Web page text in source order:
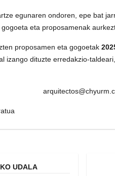
egunaren ondoren, epe bat
eta proposamenak
proposamen eta gogoetak
izango dituzte erredakzio-
UDALA